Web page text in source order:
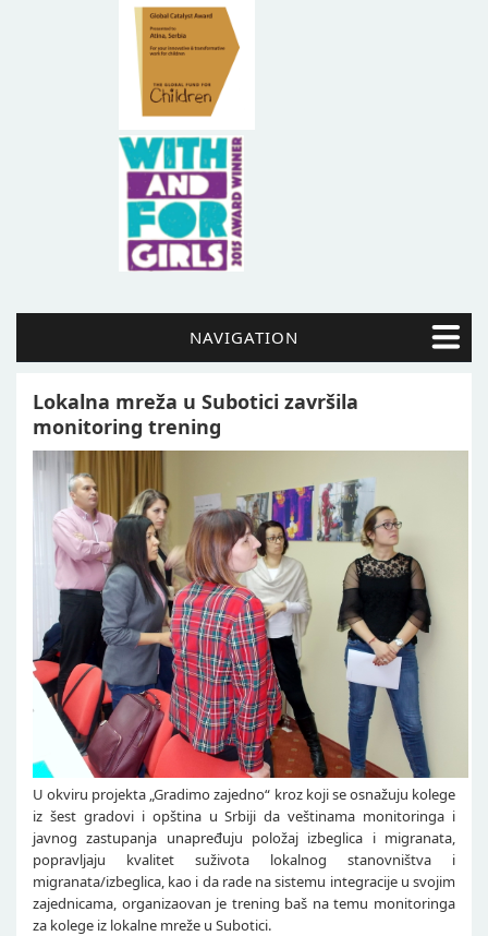
NAVIGATION
Lokalna mreža u Subotici završila
monitoring trening
U okviru projekta „Gradimo zajedno“ kroz koji se osnažuju kolege
iz šest gradovi i opština u Srbiji da veštinama monitoringa i
javnog zastupanja unapređuju položaj izbeglica i migranata,
popravljaju kvalitet suživota lokalnog stanovništva i
migranata/izbeglica, kao i da rade na sistemu integracije u svojim
zajednicama, organizaovan je trening baš na temu monitoringa
za kolege iz lokalne mreže u Subotici.